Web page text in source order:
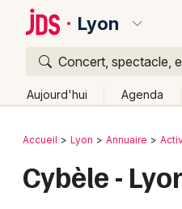
Lyon
Concert, spectacle,
Aujourd'hui Agenda
Publier un
Bordeaux
Retour
Accueil Lyon Annuaire
Cybèle -
Quoi ?
Où ?
Près de moi
Changer de lieu